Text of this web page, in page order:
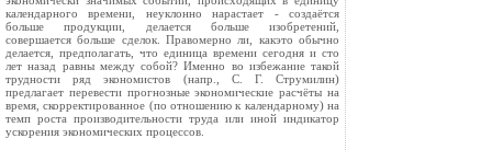
календарного времени, неуклонно нарастает - создаётся
больше продукции, делается больше изобретений,
совершается больше сделок. Правомерно ли, какэто обычно
делается, предполагать, что единица времени сегодня и сто
лет назад равны между собой? Именно во избежание такой
трудности ряд экономистов (напр., С. Г. Струмилин)
предлагает перевести прогнозные экономические расчёты на
время, скорректированное (по отношению к календарному) на
темп роста производительности труда или иной индикатор
ускорения экономических процессов.